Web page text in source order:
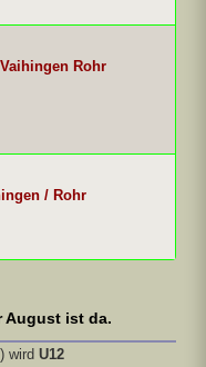
Rohr
/ Rohr
August ist da.
wird U12